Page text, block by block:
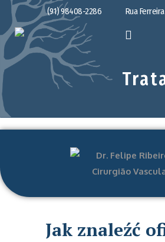
(91) 98408-2286 Rua
Jak znaleźć